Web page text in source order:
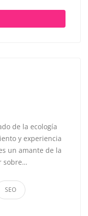
de la ecología
y experiencia
un amante de la
sobre…
SEO